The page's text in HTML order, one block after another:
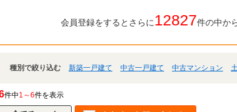
会員登録をするとさらに 12827件の中か
種別で絞り込む 新築一戸建て 中古一戸建て 中古マンション
件中1～6件を表示